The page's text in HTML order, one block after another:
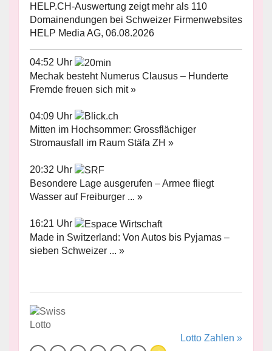
HELP.CH-Auswertung zeigt mehr als 110
Domainendungen bei Schweizer Firmenwebsites
HELP Media AG, 06.08.2026
04:52 Uhr
Mechak besteht Numerus Clausus – Hunderte
Fremde freuen sich mit »
04:09 Uhr
Mitten im Hochsommer: Grossflächiger
Stromausfall im Raum Stäfa ZH »
20:32 Uhr
Besondere Lage ausgerufen – Armee fliegt
Wasser auf Freiburger ... »
16:21 Uhr
Made in Switzerland: Von Autos bis Pyjamas –
sieben Schweizer ... »
Lotto Zahlen »